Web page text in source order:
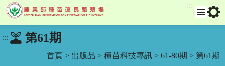
到
:::
::: 第61期
首頁 > 出版品 > 種苗科技專訊 > 61-80期 > 第61期